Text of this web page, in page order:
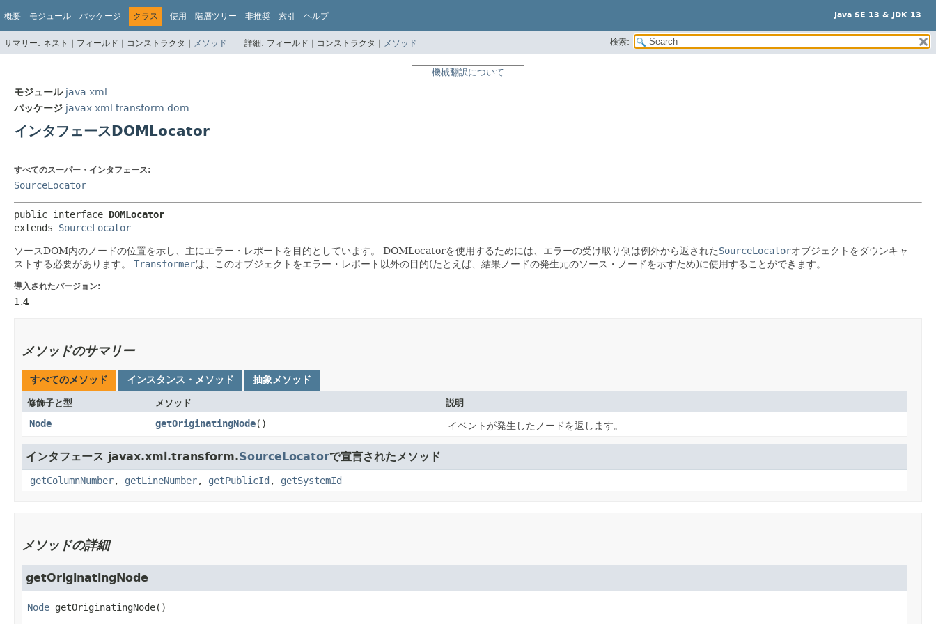
概要 モジュール パッケージ クラス 使用 階層ツリー 非推奨 索引 ヘルプ Java SE 13 & JDK 13
サマリー: ネスト | フィールド | コンストラクタ | メソッド 詳細: フィールド | コンストラクタ | メソッド 検索:
機械翻訳について
モジュール java.xml
パッケージ javax.xml.transform.dom
インタフェースDOMLocator
すべてのスーパー・インタフェース:
SourceLocator
public interface DOMLocator
extends SourceLocator
ソースDOM内のノードの位置を示し、主にエラー・レポートを目的としています。 DOMLocatorを使用するためには、エラーの受け取り側は例外から返されたSourceLocatorオブジェクトをダウンキャ
ストする必要があります。
Transformerは、このオブジェクトをエラー・レポート以外の目的(たとえば、結果ノードの発生元のソース・ノードを示すため)に使用することができます。
導入されたバージョン:
1.4
メソッドのサマリー
すべてのメソッド インスタンス・メソッド 抽象メソッド
修飾子と型 メソッド 説明
Node getOriginatingNode() イベントが発生したノードを返します。
インタフェース javax.xml.transform.SourceLocatorで宣言されたメソッド
getColumnNumber, getLineNumber, getPublicId , getSystemId
メソッドの詳細
getOriginatingNode
Node getOriginatingNode()